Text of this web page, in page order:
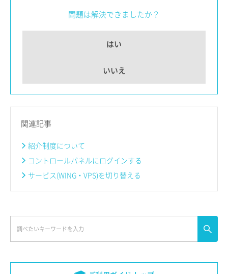
問題は解決できましたか？
はい
いいえ
関連記事
紹介制度について
コントロールパネルにログインする
サービス(WING・VPS)を切り替える